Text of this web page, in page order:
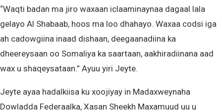
“Waqti badan ma jiro waxaan iclaaminaynaa dagaal lala
gelayo Al Shabaab, hoos ma loo dhahayo. Waxaa codsi iga
ah cadowgiina inaad dishaan, deegaanadiina ka
dheereysaan oo Somaliya ka saartaan, aakhiradiinana aad
wax u shaqeysataan.” Ayuu yiri Jeyte.
Jeyte ayaa hadalkiisa ku xoojiyay in Madaxweynaha
Dowladda Federaalka, Xasan Sheekh Maxamuud uu u